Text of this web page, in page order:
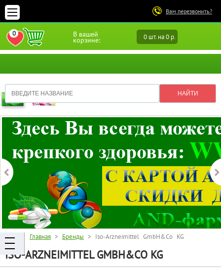
Вам перезвонить?
В вашей
корзине: 0 шт. на 0 р.
0
ПЕРЕЙТИ В ИЗБРАННОЕ
Главная > Бренды > Iso-Arzneimittel GmbH&Co KG
ISO-ARZNEIMITTEL GMBH&CO KG